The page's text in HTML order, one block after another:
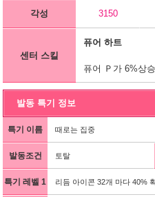
각성 3150
센터 스킬
퓨어 하트
퓨어 Ｐ가 6%상승
발동 특기 정보
특기 이름 때로는 집중
발동조건 토탈
특기 레벨 1 리듬 아이콘 32개 마다 40%